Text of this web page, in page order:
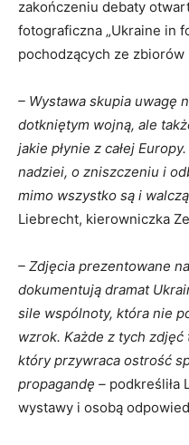
zakończeniu debaty
fotograficzna „Ukraine in
pochodzących ze zbiorów
– Wystawa skupia uwagę
dotkniętym wojną, ale
jakie płynie z całej
nadziei, o zniszczeniu i
mimo wszystko są i walczą
Liebrecht, kierowniczka
– Zdjęcia prezentowane
dokumentują dramat
sile wspólnoty, która nie
wzrok. Każde z tych
który przywraca ostrość
propagandę – podkreśliła
wystawy i osobą